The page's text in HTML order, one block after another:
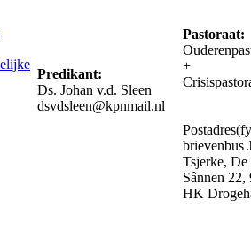
Predikant:
Ds. Johan v.d. Sleen
dsvdsleen@kpnmail.nl
Pastoraat:
+
brievenbus
Tsjerke, De
Sânnen 22,
HK